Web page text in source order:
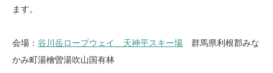
ます。
会場： 谷川岳ロープウェイ 天神平スキー場 群馬県利根郡みな
かみ町湯檜曽湯吹山国有林